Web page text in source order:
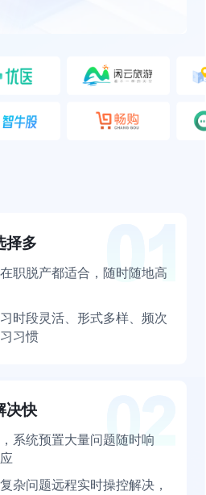
择多
职脱产都适合，随时随地高
时段灵活、形式多样、频次
习惯
决快
系统预置大量问题随时响
杂问题远程实时操控解决，